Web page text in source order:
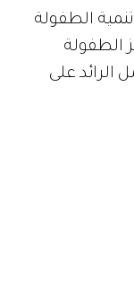
الطفولة
الطفولة
الرائد على